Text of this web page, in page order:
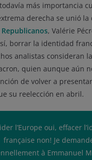
más importancia
derecha se unió la
Republicanos, Valérie
borrar la identidad
analistas consideran
quien aunque aún
de volver a
su reelección en abril.
l’Europe oui, effacer
française non! Je
à Emmanuel